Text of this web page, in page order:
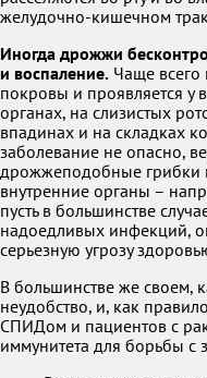
желудочно-кишечном
Иногда дрожжи
и воспаление. Чаще
покровы и проявляется у
органах, на слизистых
впадинах и на складках
заболевание не опасно,
дрожжеподобные грибки
внутренние органы –
пусть в большинстве
надоедливых инфекций,
серьезную угрозу
В большинстве же своем,
неудобство, и, как
СПИДом и пациентов с
иммунитета для борьбы с